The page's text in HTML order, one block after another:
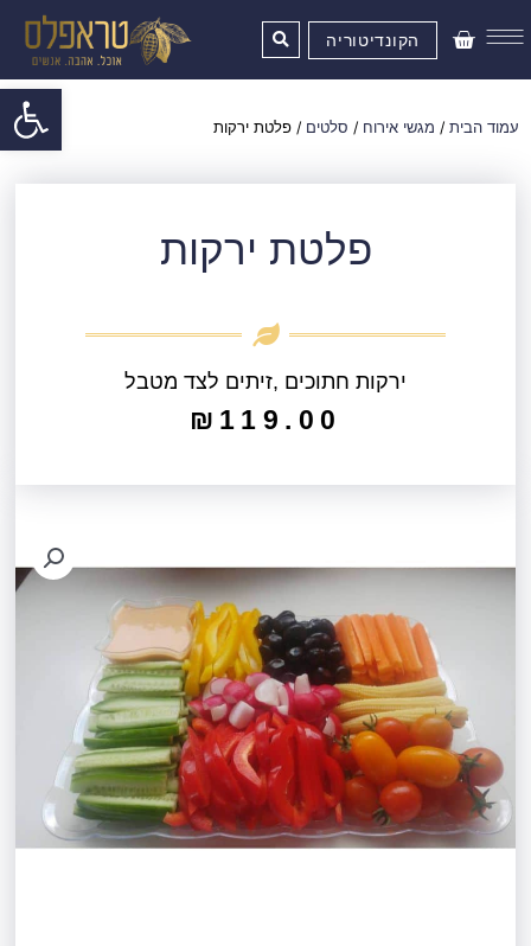
פתח
לתוכן
עגלת
קניות
הקונדיטוריה
עמוד הבית / מגשי אירוח / סלטים / פלטת ירקות
פלטת ירקות
ירקות חתוכים ,זיתים לצד מטבל
₪ 119.00